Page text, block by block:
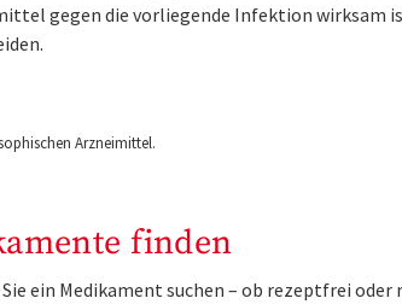
gegen die vorliegende Infektion wirksam
Arzneimittel.
finden
ein Medikament suchen – ob rezeptfrei